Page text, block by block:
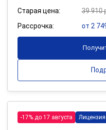
Старая цена:
39 910
Рассрочка:
от 2
-17% до 17 августа Лицензия